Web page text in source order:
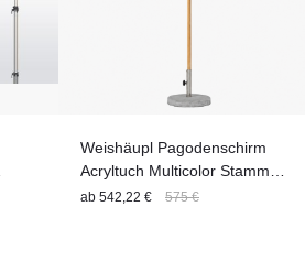
Weishäupl Pagodenschirm
Acryltuch Multicolor Stamm
Holz Streben Weiß
ab 542,22 € 575 €